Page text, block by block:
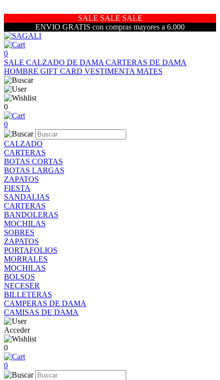
SALE SALE SALE
ENVIO GRATIS con compras mayores a 6.000
0
SALE CALZADO DE DAMA CARTERAS DE DAMA
HOMBRE GIFT CARD VESTIMENTA MATES
0
0
CALZADO
CARTERAS
BOTAS CORTAS
BOTAS LARGAS
ZAPATOS
FIESTA
SANDALIAS
CARTERAS
BANDOLERAS
MOCHILAS
SOBRES
ZAPATOS
PORTAFOLIOS
MORRALES
MOCHILAS
BOLSOS
NECESER
BILLETERAS
CAMPERAS DE DAMA
CAMISAS DE DAMA
Acceder
0
0